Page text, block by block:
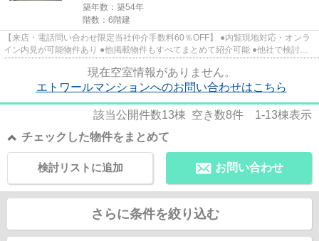
築年数：築54年
階数：6階建
【来店・電話問い合わせ限定当社仲介手数料60％OFF】 ●内覧現地対応・オンラ
イン内見が可能物件あり ●他掲載物件もすべてまとめて紹介可能 ●他社で検討
現在空室情報がありません。
エトワールマンションへのお問い合わせはこちら
該当公開件数13棟 空き数8件 1-13棟表示
チェックした物件をまとめて
お問い合わせ
検討リストに追加
さらに条件を絞り込む